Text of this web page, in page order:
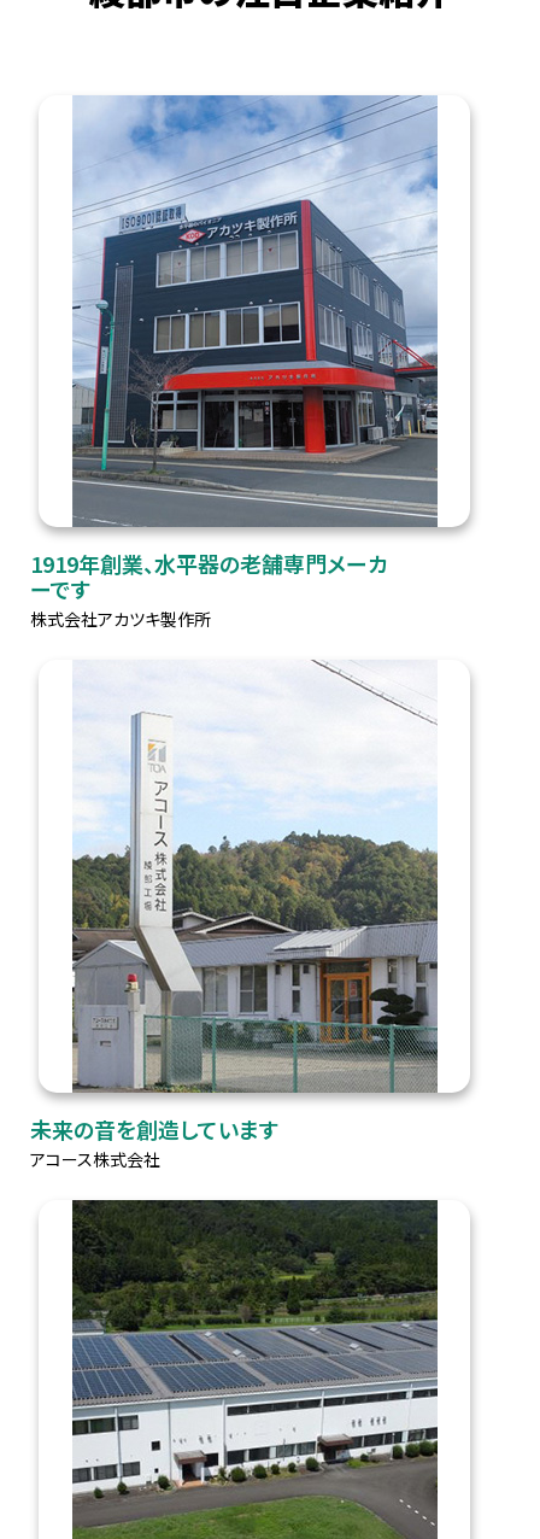
1919年創業、水平器の老舗専門メーカ
ーです
株式会社アカツキ製作所
未来の音を創造しています
アコース株式会社